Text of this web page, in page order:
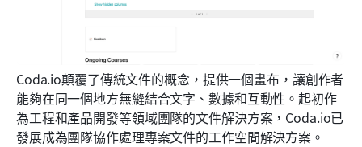
Coda.io顛覆了傳統文件的概念，提供一個畫布，讓創作者
能夠在同一個地方無縫結合文字、數據和互動性。起初作
為工程和產品開發等領域團隊的文件解決方案，Coda.io已
發展成為團隊協作處理專案文件的工作空間解決方案。